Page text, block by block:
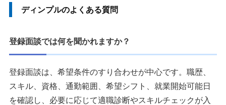
ディンプルのよくある質問
登録面談では何を聞かれますか？
登録面談は、希望条件のすり合わせが中心です。職歴、
スキル、資格、通勤範囲、希望シフト、就業開始可能日
を確認し、必要に応じて適職診断やスキルチェックが入